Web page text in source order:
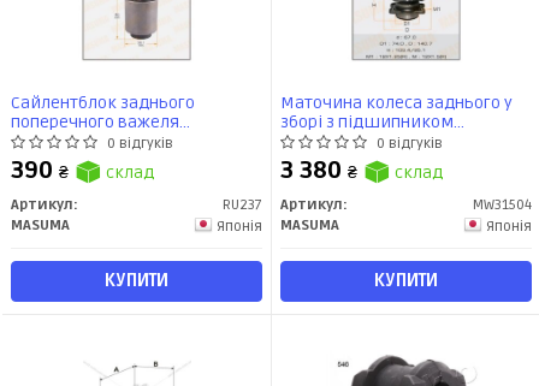
Сайлентблок заднього
поперечного важеля
Mitsubishi ASX (10-15), Lancer
(03-), Outlander (06-12) (RU-237)
MASUMA
0 відгуків
390 ₴ склад
Артикул:
RU237
MASUMA
Японія
КУПИТИ
Маточина колеса заднього у
зборі з підшипником
Mitsubishi ASX (10-), Lancer (07-),
Outlander (08-12) 2WD (с ABS)
(MW-31504) MASUMA
0 відгуків
3 380 ₴ склад
Артикул:
MW31504
MASUMA
Японія
КУПИТИ